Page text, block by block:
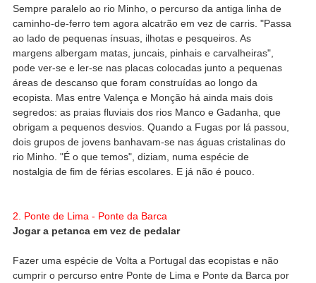
Sempre paralelo ao rio Minho, o percurso da antiga linha de
caminho-de-ferro tem agora alcatrão em vez de carris. "Passa
ao lado de pequenas ínsuas, ilhotas e pesqueiros. As
margens albergam matas, juncais, pinhais e carvalheiras",
pode ver-se e ler-se nas placas colocadas junto a pequenas
áreas de descanso que foram construídas ao longo da
ecopista. Mas entre Valença e Monção há ainda mais dois
segredos: as praias fluviais dos rios Manco e Gadanha, que
obrigam a pequenos desvios. Quando a Fugas por lá passou,
dois grupos de jovens banhavam-se nas águas cristalinas do
rio Minho. "É o que temos", diziam, numa espécie de
nostalgia de fim de férias escolares. E já não é pouco.
2. Ponte de Lima - Ponte da Barca
Jogar a petanca em vez de pedalar
Fazer uma espécie de Volta a Portugal das ecopistas e não
cumprir o percurso entre Ponte de Lima e Ponte da Barca por